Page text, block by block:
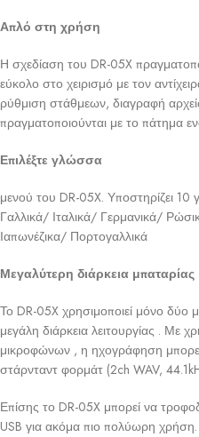
Απλό στη χρήση
Η σχεδίαση του DR-05X
εύκολο στο χειρισμό με τον
ρύθμιση στάθμεων, διαγραφή
πραγματοποιούνται με το πάτημα
Επιλέξτε γλώσσα
μενού του DR-05X. Υποστηρίζει
Γαλλικά/ Ιταλικά/ Γερμανικά/
Ιαπωνέζικα/ Πορτογαλλικά
Μεγαλύτερη διάρκεια μπαταρίας
Το DR-05X χρησιμοποιεί μόνο δύο
μεγάλη διάρκεια λειτουργίας .
μικροφώνων , η ηχογράφηση
στάρνταντ φορμάτ (2ch WAV,
Επίσης το DR-05X μπορεί να
USB για ακόμα πιο πολύωρη χρήση.